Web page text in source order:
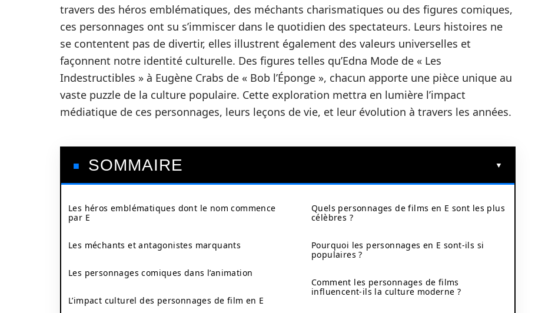
travers des héros emblématiques, des méchants charismatiques ou des figures comiques,
ces personnages ont su s’immiscer dans le quotidien des spectateurs. Leurs histoires ne
se contentent pas de divertir, elles illustrent également des valeurs universelles et
façonnent notre identité culturelle. Des figures telles qu’Edna Mode de « Les
Indestructibles » à Eugène Crabs de « Bob l’Éponge », chacun apporte une pièce unique au
vaste puzzle de la culture populaire. Cette exploration mettra en lumière l’impact
médiatique de ces personnages, leurs leçons de vie, et leur évolution à travers les années.
SOMMAIRE
Les héros emblématiques dont le nom commence
par E
Les méchants et antagonistes marquants
Les personnages comiques dans l’animation
L’impact culturel des personnages de film en E
Quels personnages de films en E sont les plus
célèbres ?
Pourquoi les personnages en E sont-ils si
populaires ?
Comment les personnages de films
influencent-ils la culture moderne ?